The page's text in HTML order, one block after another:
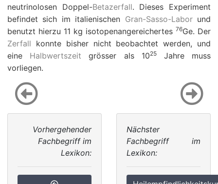
neutrinolosen Doppel-Betazerfall. Dieses Experiment
befindet sich im italienischen Gran-Sasso-Laborund
benutzt hierzu 11 kg isotopenangereichertes 76Ge. Der
Zerfall konnte bisher nicht beobachtet werden, und
eine Halbwertszeit grösser als 1025Jahre muss
vorliegen.
Vorhergehender
Fachbegriff im
Lexikon:
Nächster
Fachbegriff im
Lexikon: